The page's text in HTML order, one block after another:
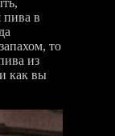
пива в
то
из
как вы